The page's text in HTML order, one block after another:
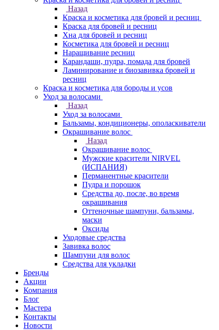
Назад
Краска и косметика для бровей и ресниц
Краска для бровей и ресниц
Хна для бровей и ресниц
Косметика для бровей и ресниц
Наращивание ресниц
Карандаши, пудра, помада для бровей
Ламинирование и биозавивка бровей и
ресниц
Краска и косметика для бороды и усов
Уход за волосами
Назад
Уход за волосами
Бальзамы, кондиционеры, ополаскиватели
Окрашивание волос
Назад
Окрашивание волос
Мужские красители NIRVEL
(ИСПАНИЯ)
Перманентные красители
Пудра и порошок
Средства до, после, во время
окрашивания
Оттеночные шампуни, бальзамы,
маски
Оксиды
Уходовые средства
Завивка волос
Шампуни для волос
Средства для укладки
Бренды
Акции
Компания
Блог
Мастера
Контакты
Новости